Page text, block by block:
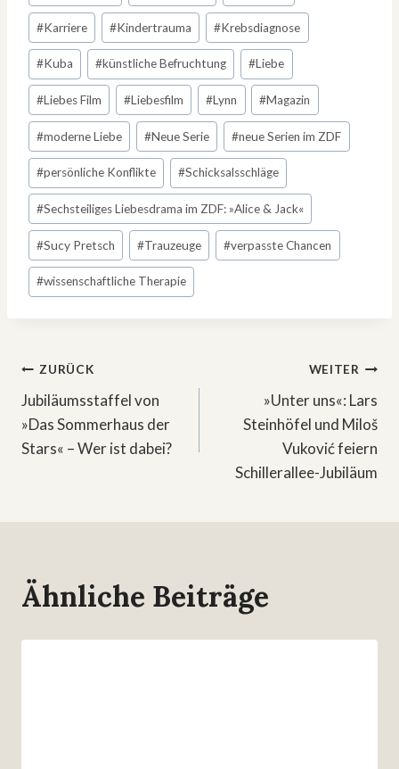
#Karriere #Kindertrauma #Krebsdiagnose
#Kuba #künstliche Befruchtung #Liebe
#Liebes Film #Liebesfilm #Lynn #Magazin
#moderne Liebe #Neue Serie #neue Serien im ZDF
#persönliche Konflikte #Schicksalsschläge
#Sechsteiliges Liebesdrama im ZDF: »Alice & Jack«
#Sucy Pretsch #Trauzeuge #verpasste Chancen
#wissenschaftliche Therapie
Beitragsnavigation
ZURÜCK
Jubiläumsstaffel von
»Das Sommerhaus der
Stars« – Wer ist dabei?
WEITER
»Unter uns«: Lars
Steinhöfel und Miloš
Vuković feiern
Schillerallee-Jubiläum
Ähnliche Beiträge